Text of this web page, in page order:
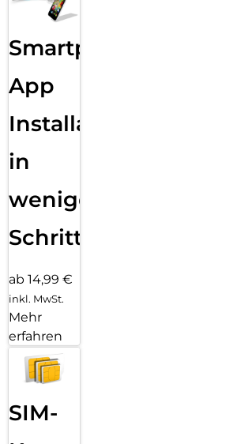
Smartphone
App
Installation
in
wenigen
Schritten
ab 14,99 €
inkl. MwSt.
Mehr
erfahren
SIM-